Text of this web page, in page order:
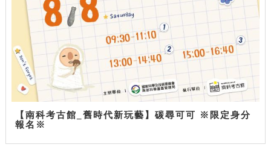
【南科考古館_舊時代新玩藝】碳尋可可 ※限定身分
報名※